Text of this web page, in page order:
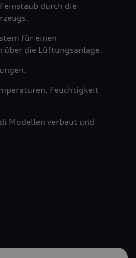
durch die
für einen
über die Lüftungsanlage.
Feuchtigkeit
Modellen verbaut und